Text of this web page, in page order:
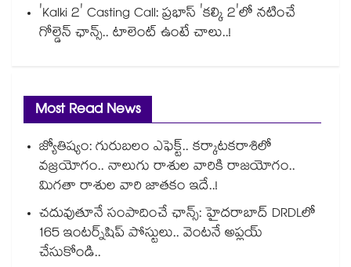
'Kalki 2' Casting Call: ప్రభాస్ 'కల్కి 2'లో నటించే
గోల్డెన్ ఛాన్స్.. టాలెంట్ ఉంటే చాలు..!
Most Read News
జ్యోతిష్యం: గురుబలం ఎఫెక్ట్.. కర్కాటకరాశిలో
వజ్రయోగం.. నాలుగు రాశుల వారికి రాజయోగం..
మిగతా రాశుల వారి జాతకం ఇదే..!
చదువుతూనే సంపాదించే ఛాన్స్: హైదరాబాద్ DRDLలో
165 ఇంటర్న్‌షిప్ పోస్టులు.. వెంటనే అప్లయ్
చేసుకోండి..